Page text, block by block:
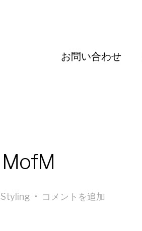
お問い合わせ
MofM
Styling • コメントを追加